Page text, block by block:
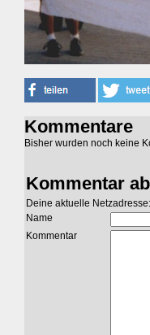
Kommentare
Bisher wurden noch keine
Kommentar
Deine aktuelle
Name
Kommentar